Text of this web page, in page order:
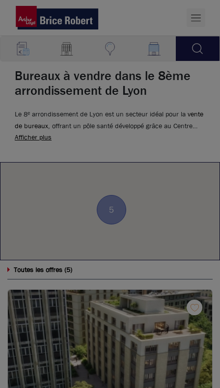
Bureaux à vendre dans le 8ème
arrondissement de Lyon
Le 8ᵉ arrondissement de Lyon est un secteur idéal pour la vente
de bureaux, offrant un pôle santé développé grâce au Centre
Léon Bérard, aux facultés de médecines, à l'institut médico-
d'anatomie.
Afficher plus
5
Toutes les offres (5)